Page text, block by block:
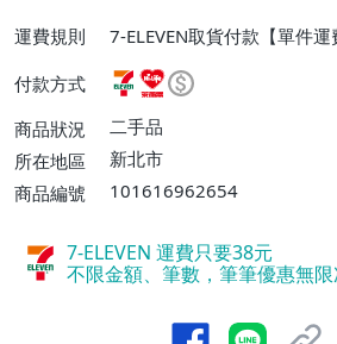
運費規則
7-ELEVEN取貨付款【單件運
EVEN取貨不付款【單件運費
取貨付款【單件運費$60】
付款方式
商品狀況
二手品
所在地區
新北市
商品編號
101616962654
7-ELEVEN 運費只要38元
不限金額、筆數，筆筆優惠無限